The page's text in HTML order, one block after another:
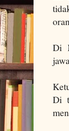
Di
Di